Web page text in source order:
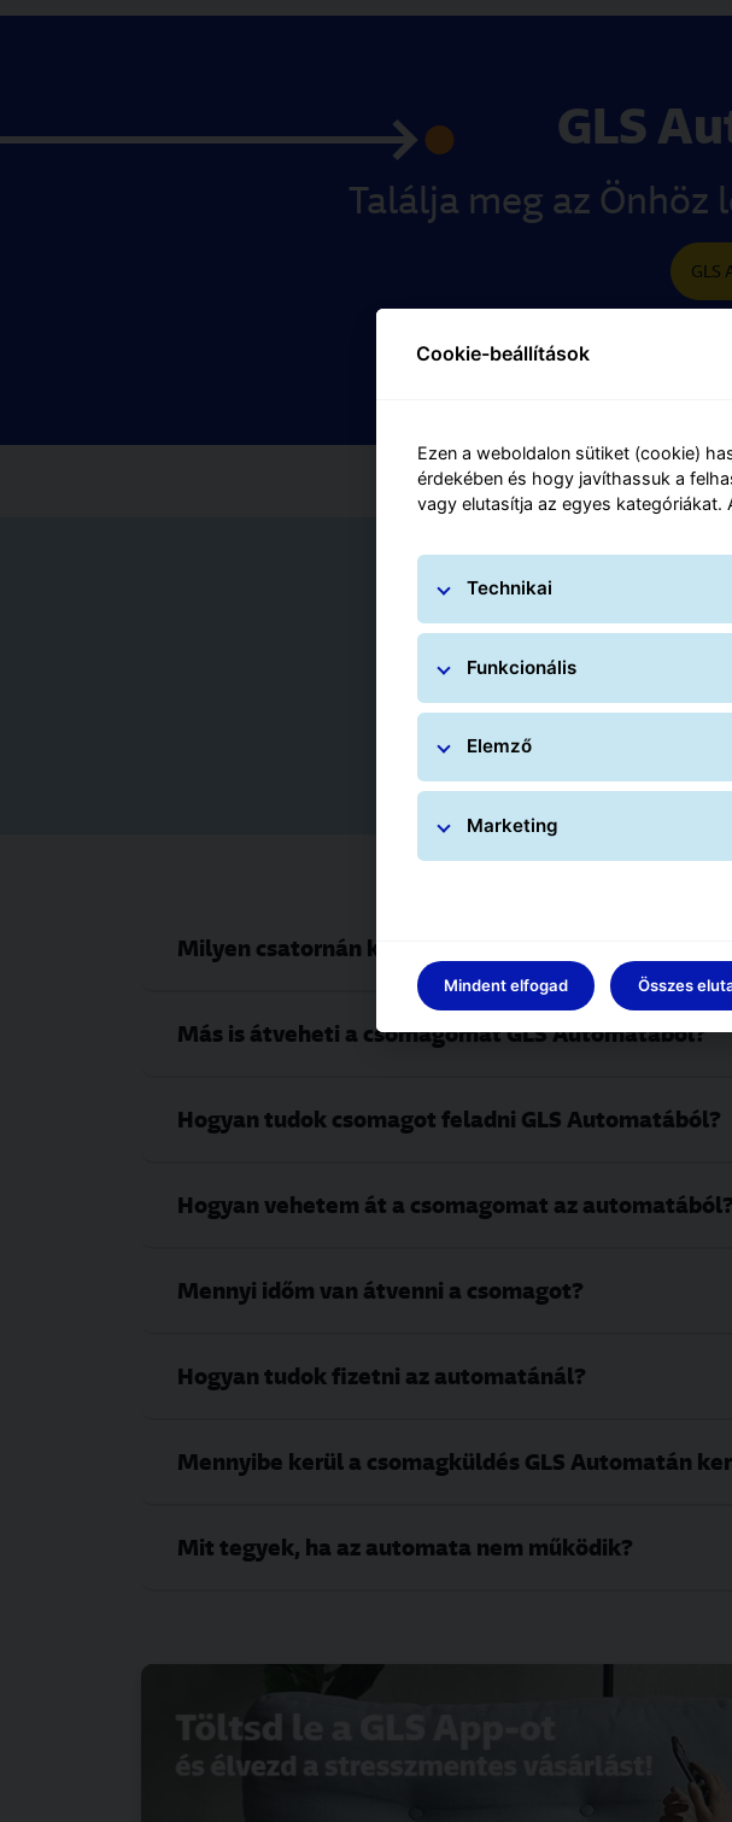
GLS
Találja meg az Önhöz
GLS
Gyakran
Milyen csatornán kapok értesítést arról, hogy a
Más is átveheti a csomagomat GLS Automatából?
Hogyan tudok csomagot feladni GLS Automatából?
Hogyan vehetem át a csomagomat az automatából?
Mennyi időm van átvenni a csomagot?
Hogyan tudok fizetni az automatánál?
Mennyibe kerül a csomagküldés GLS Automatán
Mit tegyek, ha az automata nem működik?
Cookie-beállítások
Ezen a weboldalon sütiket (cookie)
érdekében és hogy javíthassuk a
vagy elutasítja az egyes kategóriákat.
Technikai
Funkcionális
Elemző
Marketing
Mindent elfogad Összes